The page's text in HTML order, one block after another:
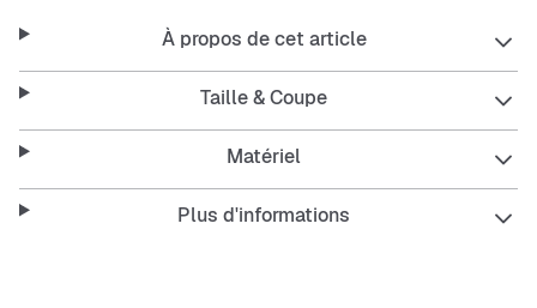
À propos de cet article
Taille & Coupe
Matériel
Plus d'informations